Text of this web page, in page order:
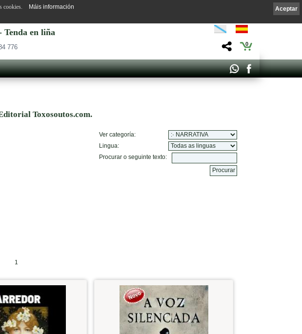
Tenda en liña
776 0
Toxosoutos.com.
Ver categoría:
Lingua:
Procurar o seguinte texto:
1
Aceptar
cookies. Máis información